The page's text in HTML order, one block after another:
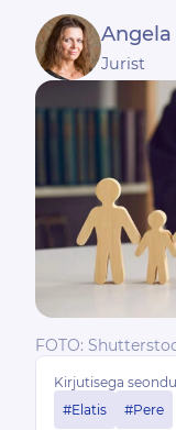
Angela
Jurist
FOTO:
Kirjutisega
#Elatis
#Pere